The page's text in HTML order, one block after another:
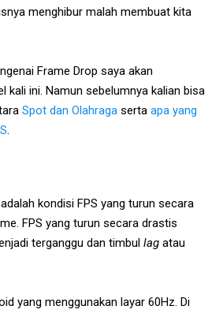
menghibur malah membuat kita
Frame Drop saya akan
kali ini. Namun sebelumnya kalian bisa
Spot dan Olahraga serta apa yang
.
kondisi FPS yang turun secara
FPS yang turun secara drastis
terganggu dan timbul lag atau
yang menggunakan layar 60Hz. Di